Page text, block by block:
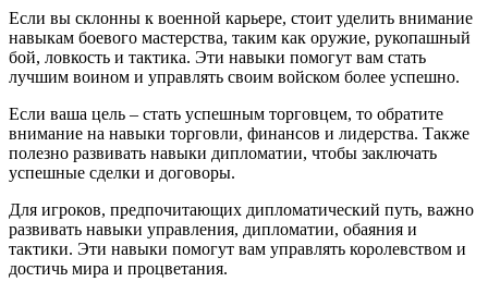
Если вы склонны к военной карьере, стоит уделить внимание
навыкам боевого мастерства, таким как оружие, рукопашный
бой, ловкость и тактика. Эти навыки помогут вам стать
лучшим воином и управлять своим войском более успешно.
Если ваша цель – стать успешным торговцем, то обратите
внимание на навыки торговли, финансов и лидерства. Также
полезно развивать навыки дипломатии, чтобы заключать
успешные сделки и договоры.
Для игроков, предпочитающих дипломатический путь, важно
развивать навыки управления, дипломатии, обаяния и
тактики. Эти навыки помогут вам управлять королевством и
достичь мира и процветания.